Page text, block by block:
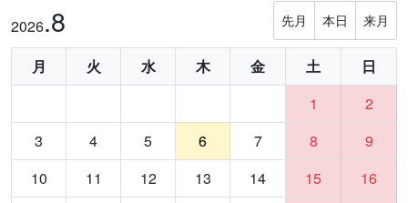
2026.8 先月 本日 来月
月 火 水 木 金 土
日
1
2
3
4 5 6 7 8
9
10
11 12 13 14 15
16